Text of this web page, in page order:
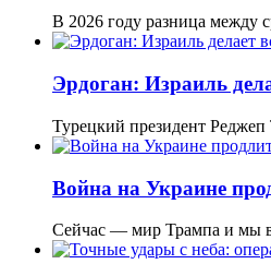
В 2026 году разница
Эрдоган: Израиль
Турецкий президент
Война на Украине
Сейчас — мир Трампа и мы